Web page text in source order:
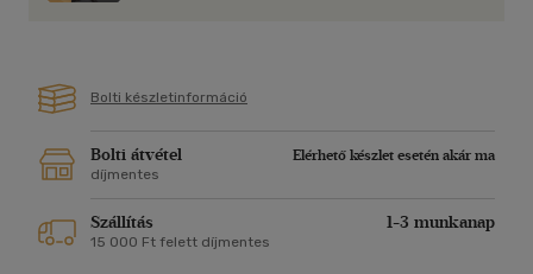
Bolti készletinformáció
Bolti átvétel
Elérhető készlet esetén akár ma
díjmentes
Szállítás 1-3 munkanap
15 000 Ft felett díjmentes